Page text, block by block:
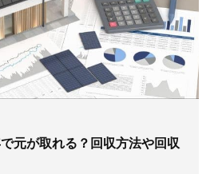
元が取れる？回収方法や回収